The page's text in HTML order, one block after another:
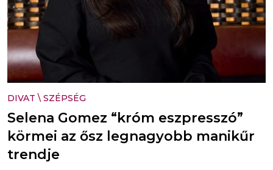
DIVAT \ SZÉPSÉG
Selena Gomez “króm eszpresszó”
körmei az ősz legnagyobb manikűr
trendje